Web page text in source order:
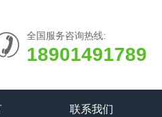
全国服务咨询热线:
18901491789
联系我们